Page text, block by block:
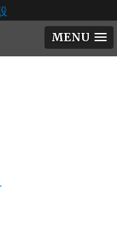
MENU